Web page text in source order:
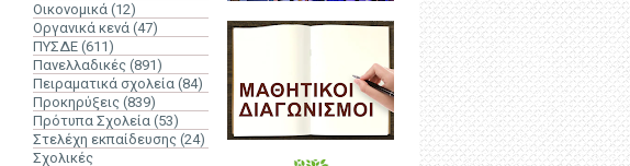
Οικονομικά (12)
Οργανικά κενά (47)
ΠΥΣΔΕ (611)
Πανελλαδικές (891)
Πειραματικά σχολεία (84)
Προκηρύξεις (839)
Πρότυπα Σχολεία (53)
Στελέχη εκπαίδευσης (24)
Σχολικές